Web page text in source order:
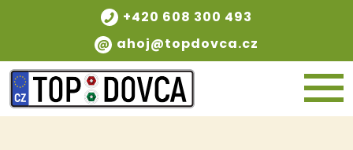
+420 608 300 493
ahoj@topdovca.cz